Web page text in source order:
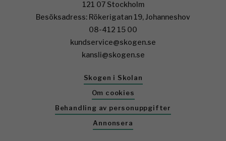
121 07 Stockholm
Besöksadress: Rökerigatan 19, Johanneshov
08-412 15 00
kundservice@skogen.se
kansli@skogen.se
Skogen i Skolan
Om cookies
Behandling av personuppgifter
Annonsera